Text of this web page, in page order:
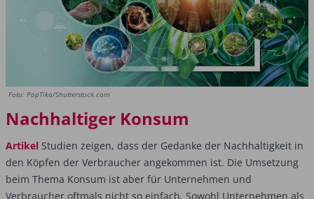
Foto: PopTika/Shutterstock.com
Nachhaltiger Konsum
Artikel Studien zeigen, dass der Gedanke der Nachhaltigkeit in
den Köpfen der Verbraucher angekommen ist. Die Umsetzung
beim Thema Konsum ist aber für Unternehmen und
Verbraucher oftmals nicht so einfach. Sowohl Unternehmen als